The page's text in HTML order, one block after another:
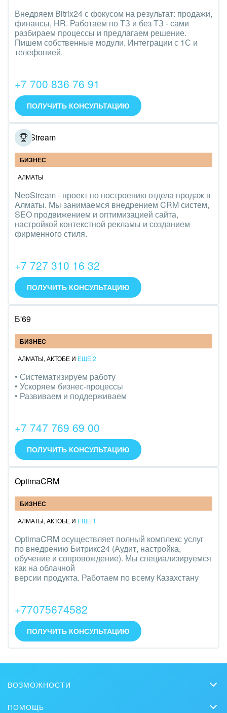
Внедряем Bitrix24 с фокусом на результат: продажи,
финансы, HR. Работаем по ТЗ и без ТЗ - сами
разбираем процессы и предлагаем решение.
Пишем собственные модули. Интеграции с 1С и
телефонией.
+7 700 836 76 91
ПОЛУЧИТЬ КОНСУЛЬТАЦИЮ
NeoStream
БИЗНЕС
АЛМАТЫ
NeoStream - проект по построению отдела продаж в
Алматы. Мы занимаемся внедрением CRM систем,
SEO продвижением и оптимизацией сайта,
настройкой контекстной рекламы и созданием
фирменного стиля.
+7 727 310 16 32
ПОЛУЧИТЬ КОНСУЛЬТАЦИЮ
Б'69
БИЗНЕС
АЛМАТЫ, АКТОБЕ И ЕЩЕ 2
• Систематизируем работу
• Ускоряем бизнес-процессы
• Развиваем и поддерживаем
+7 747 769 69 00
ПОЛУЧИТЬ КОНСУЛЬТАЦИЮ
OptimaCRM
БИЗНЕС
АЛМАТЫ, АКТОБЕ И ЕЩЕ 1
OptimaCRM осуществляет полный комплекс услуг
по внедрению Битрикс24 (Аудит, настройка,
обучение и сопровождение). Мы специализируемся
как на облачной
версии продукта. Работаем по всему Казахстану
+77075674582
ПОЛУЧИТЬ КОНСУЛЬТАЦИЮ
ВОЗМОЖНОСТИ
ПОМОЩЬ